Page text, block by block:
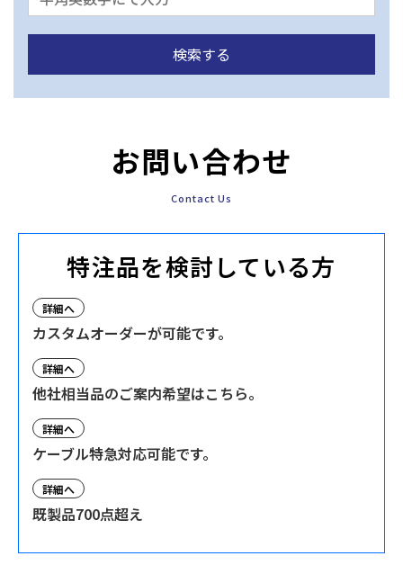
お問い合わせ
Contact Us
特注品を検討している方
詳細へ
カスタムオーダーが可能です。
詳細へ
他社相当品のご案内希望はこちら。
詳細へ
ケーブル特急対応可能です。
詳細へ
既製品700点超え